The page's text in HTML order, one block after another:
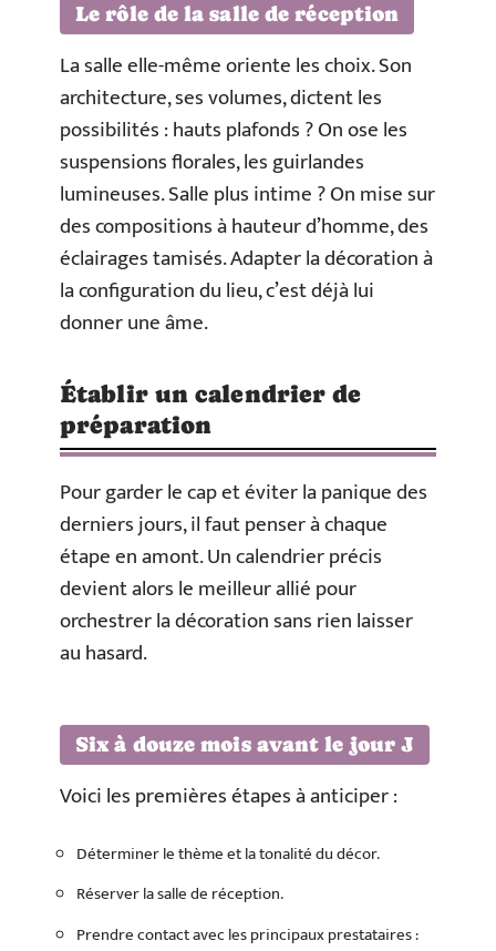
Le rôle de la salle de réception
La salle elle-même oriente les choix. Son
architecture, ses volumes, dictent les
possibilités : hauts plafonds ? On ose les
suspensions florales, les guirlandes
lumineuses. Salle plus intime ? On mise sur
des compositions à hauteur d’homme, des
éclairages tamisés. Adapter la décoration à
la configuration du lieu, c’est déjà lui
donner une âme.
Établir un calendrier de
préparation
Pour garder le cap et éviter la panique des
derniers jours, il faut penser à chaque
étape en amont. Un calendrier précis
devient alors le meilleur allié pour
orchestrer la décoration sans rien laisser
au hasard.
Six à douze mois avant le jour J
Voici les premières étapes à anticiper :
Déterminer le thème et la tonalité du décor.
Réserver la salle de réception.
Prendre contact avec les principaux prestataires :